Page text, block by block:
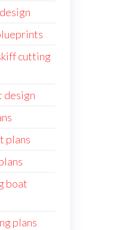
cutting
design
plans
boat
plans